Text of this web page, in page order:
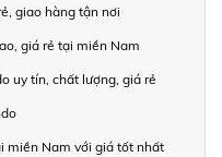
giao hàng tận nơi
giá rẻ tại miền Nam
uy tín, chất lượng, giá rẻ
miền Nam với giá tốt nhất